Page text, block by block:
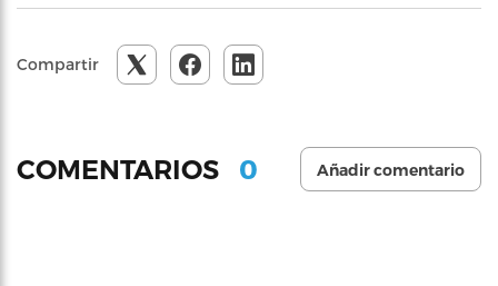
Compartir
COMENTARIOS 0 Añadir comentario